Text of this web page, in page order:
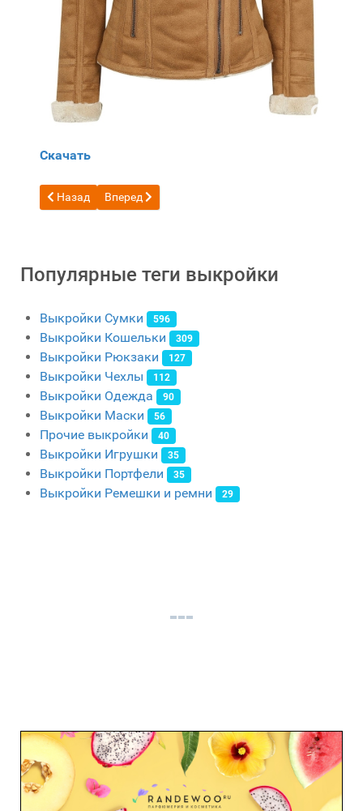
Скачать
Предыдущий: Бесплатная выкройка кожаных турецких
Назад Следующий: Бесплатная выкройка женский
Вперед
Популярные теги выкройки
Выкройки Сумки 596
Выкройки Кошельки 309
Выкройки Рюкзаки 127
Выкройки Чехлы 112
Выкройки Одежда 90
Выкройки Маски 56
Прочие выкройки 40
Выкройки Игрушки 35
Выкройки Портфели 35
Выкройки Ремешки и ремни 29